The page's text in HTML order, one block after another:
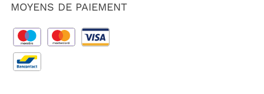
MOYENS DE PAIEMENT